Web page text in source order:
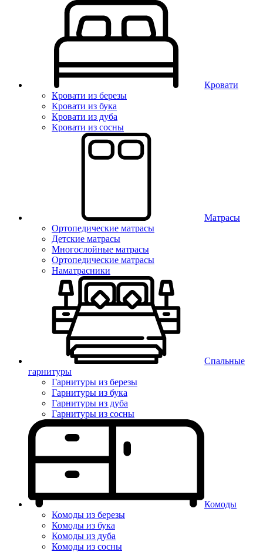
Кровати
Кровати из березы
Кровати из бука
Кровати из дуба
Кровати из сосны
Матрасы
Ортопедические матрасы
Детские матрасы
Многослойные матрасы
Ортопедические матрасы
Наматрасники
Спальные
гарнитуры
Гарнитуры из березы
Гарнитуры из бука
Гарнитуры из дуба
Гарнитуры из сосны
Комоды
Комоды из березы
Комоды из бука
Комоды из дуба
Комоды из сосны